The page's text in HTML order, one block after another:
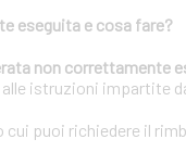
eseguita e cosa fare?
non correttamente
istruzioni impartite
puoi richiedere il